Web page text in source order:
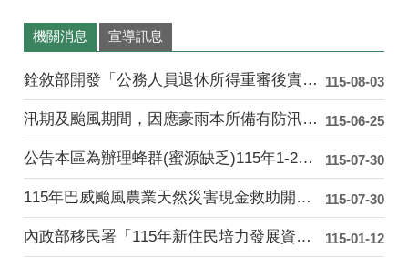
機關消息 宣導訊息
115-08-03
銓敘部開發「公務人員退休所得重審後實發金額試算器」....
115-06-25
汛期及颱風期間，因應豪雨本所備有防汛沙包供民眾索取....
115-07-30
公告本區為辦理蜂群(蜜源缺乏)115年1-2月乾旱....
115-07-30
115年巴威颱風農業天然災害現金救助開始受理「水平....
115-01-12
內政部移民署「115年新住民培力發展資訊網」